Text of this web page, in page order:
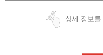
상세 정보